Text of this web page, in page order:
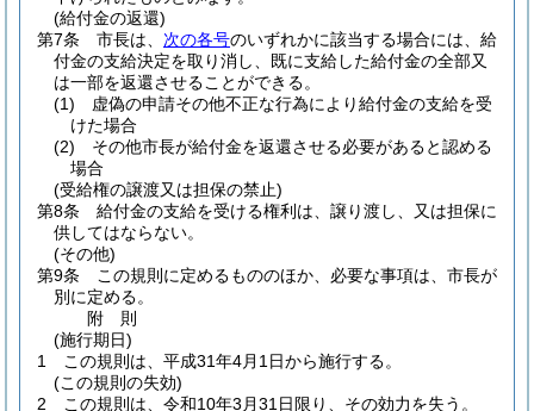
(給付金の返還)
第7条
市長は、 次の各号のいずれかに該当する場合には、給
付金の支給決定を取り消し、既に支給した給付金の全部又
は一部を返還させることができる。
(1)
虚偽の申請その他不正な行為により給付金の支給を受
けた場合
(2)
その他市長が給付金を返還させる必要があると認める
場合
(受給権の譲渡又は担保の禁止)
第8条
給付金の支給を受ける権利は、譲り渡し、又は担保に
供してはならない。
(その他)
第9条
この規則に定めるもののほか、必要な事項は、市長が
別に定める。
附 則
(施行期日)
1
この規則は、平成31年4月1日から施行する。
(この規則の失効)
2
この規則は、令和10年3月31日限り、その効力を失う。